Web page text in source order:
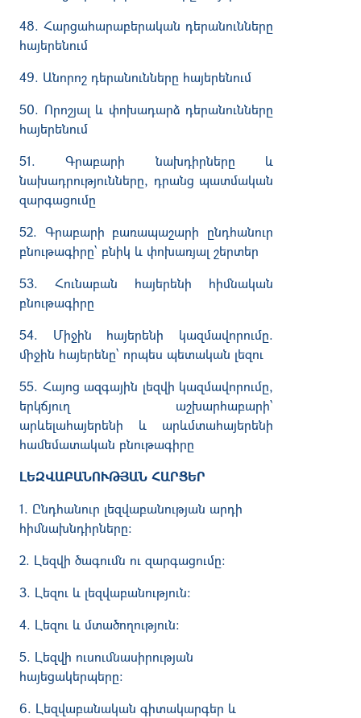
48. Հարցահարաբերական դերանունները
հայերենում
49. Անորոշ դերանունները հայերենում
50. Որոշյալ և փոխադարձ դերանունները
հայերենում
51. Գրաբարի նախդիրները և
նախադրությունները, դրանց պատմական
զարգացումը
52. Գրաբարի բառապաշարի ընդհանուր
բնութագիրը՝ բնիկ և փոխառյալ շերտեր
53. Հունաբան հայերենի հիմնական
բնութագիրը
54. Միջին հայերենի կազմավորումը.
միջին հայերենը՝ որպես պետական լեզու
55. Հայոց ազգային լեզվի կազմավորումը,
երկճյուղ աշխարհաբարի՝
արևելահայերենի և արևմտահայերենի
համեմատական բնութագիրը
ԼԵԶՎԱԲԱՆՈՒԹՅԱՆ ՀԱՐՑԵՐ
1. Ընդհանուր լեզվաբանության արդի
հիմնախնդիրները։
2. Լեզվի ծագումն ու զարգացումը։
3. Լեզու և լեզվաբանություն։
4. Լեզու և մտածողություն։
5. Լեզվի ուսումնասիրության
հայեցակերպերը։
6. Լեզվաբանական գիտակարգեր և